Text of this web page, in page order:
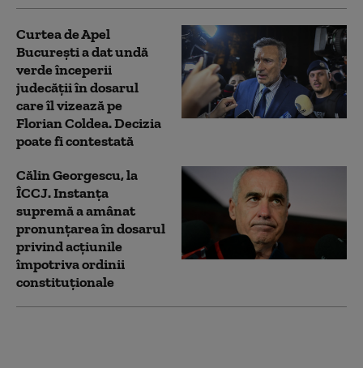
Curtea de Apel
București a dat undă
verde începerii
judecății în dosarul
care îl vizează pe
Florian Coldea. Decizia
poate fi contestată
Călin Georgescu, la
ÎCCJ. Instanța
supremă a amânat
pronunțarea în dosarul
privind acțiunile
împotriva ordinii
constituționale